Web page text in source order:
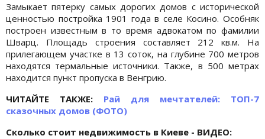
Замыкает пятерку самых дорогих домов с исторической
ценностью постройка 1901 года в селе Косино. Особняк
построен известным в то время адвокатом по фамилии
Шварц. Площадь строения составляет 212 кв.м. На
прилегающем участке в 13 соток, на глубине 700 метров
находятся термальные источники. Также, в 500 метрах
находится пункт пропуска в Венгрию.
ЧИТАЙТЕ ТАКЖЕ: Рай для мечтателей: ТОП-7
сказочных домов (ФОТО)
Сколько стоит недвижимость в Киеве - ВИДЕО: